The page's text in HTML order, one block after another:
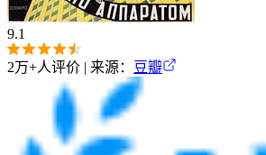
9.1
2万+人评价 | 来源： 豆瓣